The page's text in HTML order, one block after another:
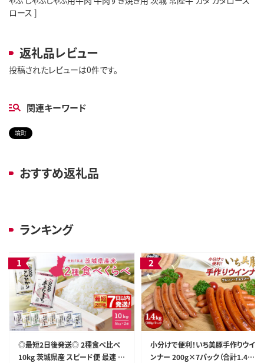
ロース ]
返礼品レビュー
投稿されたレビューは0件です。
関連キーワード
境町
おすすめ返礼品
ランキング
◎最短2日後発送◎ 2種食べ比べ
10kg 茨城県産 スピード便 最速 最
小分けで便利！いち美豚手作りウイ
ンナー 200g×7パック（合計1.4k